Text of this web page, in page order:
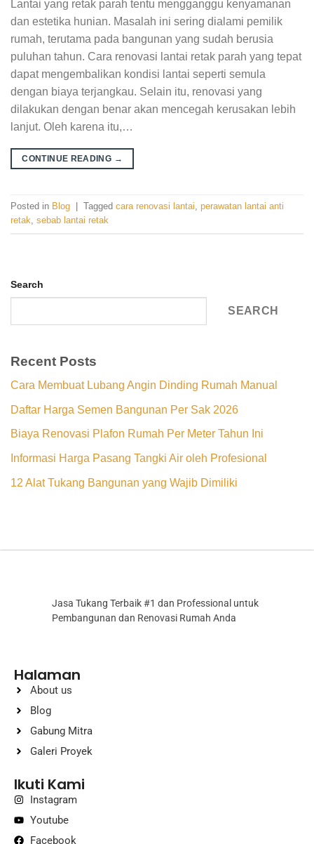
Lantai yang retak parah tentu mengganggu kenyamanan
dan estetika hunian. Masalah ini sering dialami pemilik
rumah, terutama pada bangunan yang sudah berusia
puluhan tahun. Cara renovasi lantai retak parah yang tepat
dapat mengembalikan kondisi lantai seperti semula
dengan biaya terjangkau. Selain itu, renovasi yang
dilakukan dengan benar akan mencegah kerusakan lebih
lanjut. Oleh karena itu,…
CONTINUE READING →
Posted in Blog Tagged cara renovasi lantai, perawatan lantai anti
retak, sebab lantai retak
Search
SEARCH
Recent Posts
Cara Membuat Lubang Angin Dinding Rumah Manual
Daftar Harga Semen Bangunan Per Sak 2026
Biaya Renovasi Plafon Rumah Per Meter Tahun Ini
Informasi Harga Pasang Tangki Air oleh Profesional
12 Alat Tukang Bangunan yang Wajib Dimiliki
Jasa Tukang Terbaik #1 dan Professional untuk
Pembangunan dan Renovasi Rumah Anda
Halaman
About us
Blog
Gabung Mitra
Galeri Proyek
Ikuti Kami
Instagram
Youtube
Facebook